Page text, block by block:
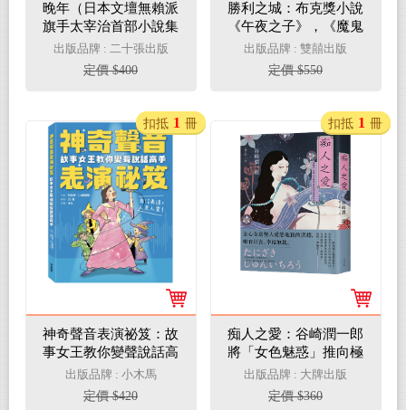
晚年（日本文壇無賴派
旗手太宰治首部小說集
完整呈現）
出版品牌 : 二十張出版
定價 $400
勝利之城：布克獎小說
《午夜之子》，《魔鬼
詩篇》作者最新長篇小
說
出版品牌 : 雙囍出版
定價 $550
神奇聲音表演祕笈：故
事女王教你變聲說話高
手
出版品牌 : 小木馬
定價 $420
扣抵 1 冊
痴人之愛：谷崎潤一郎
將「女色魅惑」推向極
致的禁斷物語【典藏紀
念版】
出版品牌 : 大牌出版
定價 $360
扣抵 1 冊